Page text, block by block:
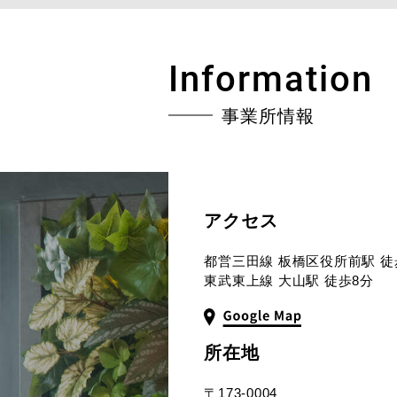
Information
事業所情報
アクセス
都営三田線 板橋区役所前駅 徒
東武東上線 大山駅 徒歩8分
所在地
〒173-0004